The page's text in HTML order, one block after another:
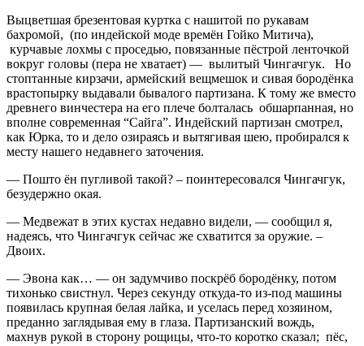
Выцветшая брезентовая куртка с нашитой по рукавам
бахромой, (по индейской моде времён Гойко Митича),
курчавые лохмы с проседью, повязанные пёстрой ленточкой
вокруг головы (пера не хватает) — вылитый Чингачгук. Но
стоптанные кирзачи, армейский вещмешок и сивая бородёнка
врастопырку выдавали бывалого партизана. К тому же вместо
древнего винчестера на его плече болталась обшарпанная, но
вполне современная “Сайга”. Индейский партизан смотрел,
как Юрка, то и дело озираясь и вытягивая шею, пробирался к
месту нашего недавнего заточения.
— Пошто ён пугливой такой? – поинтересовался Чингачгук,
безудержно окая.
— Медвежат в этих кустах недавно видели, — сообщил я,
надеясь, что Чингачгук сейчас же схватится за оружие. –
Двоих.
— Эвона как… — он задумчиво поскрёб бородёнку, потом
тихонько свистнул. Через секунду откуда-то из-под машины
появилась крупная белая лайка, и уселась перед хозяином,
преданно заглядывая ему в глаза. Партизанский вождь,
махнув рукой в сторону рощицы, что-то коротко сказал; пёс,